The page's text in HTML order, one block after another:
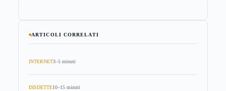
ARTICOLI CORRELATI
INTERNET3–5 minuti
DISDETTE10–15 minuti